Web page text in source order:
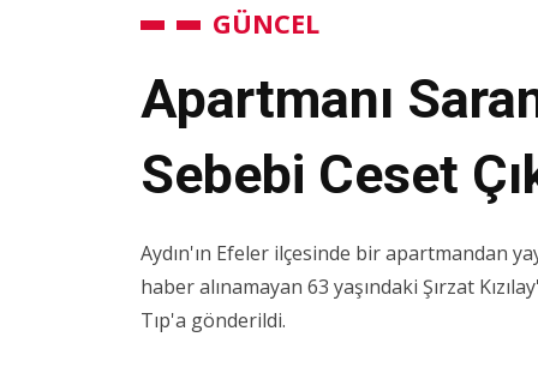
GÜNCEL
Apartmanı
Sebebi Ceset
Aydın'ın Efeler ilçesinde bir apartmandan
haber alınamayan 63 yaşındaki Şırzat
Tıp'a gönderildi.